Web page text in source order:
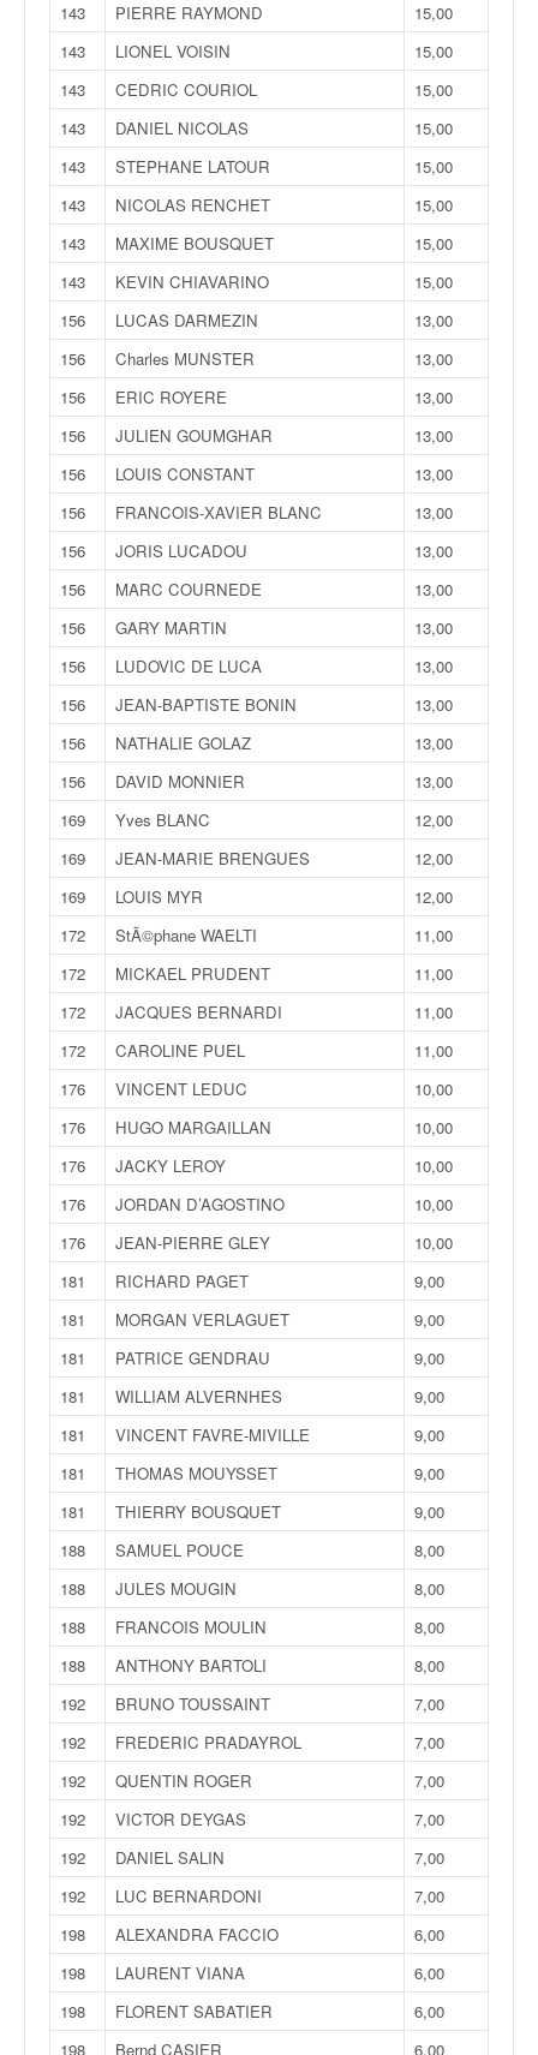
143
PIERRE RAYMOND
15,00
143
LIONEL VOISIN
15,00
143
CEDRIC COURIOL
15,00
143
DANIEL NICOLAS
15,00
143
STEPHANE LATOUR
15,00
143
NICOLAS RENCHET
15,00
143
MAXIME BOUSQUET
15,00
143
KEVIN CHIAVARINO
15,00
156
LUCAS DARMEZIN
13,00
156
Charles MUNSTER
13,00
156
ERIC ROYERE
13,00
156
JULIEN GOUMGHAR
13,00
156
LOUIS CONSTANT
13,00
156
FRANCOIS-XAVIER BLANC
13,00
156
JORIS LUCADOU
13,00
156
MARC COURNEDE
13,00
156
GARY MARTIN
13,00
156
LUDOVIC DE LUCA
13,00
156
JEAN-BAPTISTE BONIN
13,00
156
NATHALIE GOLAZ
13,00
156
DAVID MONNIER
13,00
169
Yves BLANC
12,00
169
JEAN-MARIE BRENGUES
12,00
169
LOUIS MYR
12,00
172
StÃ©phane WAELTI
11,00
172
MICKAEL PRUDENT
11,00
172
JACQUES BERNARDI
11,00
172
CAROLINE PUEL
11,00
176
VINCENT LEDUC
10,00
176
HUGO MARGAILLAN
10,00
176
JACKY LEROY
10,00
176
JORDAN D’AGOSTINO
10,00
176
JEAN-PIERRE GLEY
10,00
181
RICHARD PAGET
9,00
181
MORGAN VERLAGUET
9,00
181
PATRICE GENDRAU
9,00
181
WILLIAM ALVERNHES
9,00
181
VINCENT FAVRE-MIVILLE
9,00
181
THOMAS MOUYSSET
9,00
181
THIERRY BOUSQUET
9,00
188
SAMUEL POUCE
8,00
188
JULES MOUGIN
8,00
188
FRANCOIS MOULIN
8,00
188
ANTHONY BARTOLI
8,00
192
BRUNO TOUSSAINT
7,00
192
FREDERIC PRADAYROL
7,00
192
QUENTIN ROGER
7,00
192
VICTOR DEYGAS
7,00
192
DANIEL SALIN
7,00
192
LUC BERNARDONI
7,00
198
ALEXANDRA FACCIO
6,00
198
LAURENT VIANA
6,00
198
FLORENT SABATIER
6,00
198
Bernd CASIER 6,00